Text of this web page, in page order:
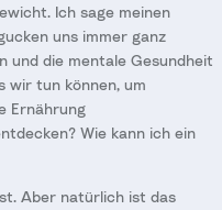
Ich sage meinen
uns immer ganz
und die mentale Gesundheit
wir tun können, um
Ernährung
Wie kann ich ein
Aber natürlich ist das